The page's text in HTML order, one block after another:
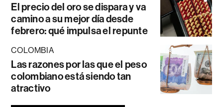
El precio del oro se dispara y va
camino a su mejor día desde
febrero: qué impulsa el repunte
COLOMBIA
Las razones por las que el peso
colombiano está siendo tan
atractivo